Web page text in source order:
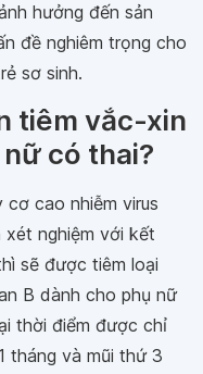
hưởng đến sản
đề nghiêm trọng cho
sơ sinh.
tiêm vắc-xin
có thai?
cao nhiễm virus
nghiệm với kết
sẽ được tiêm loại
B dành cho phụ nữ
thời điểm được chỉ
tháng và mũi thứ 3